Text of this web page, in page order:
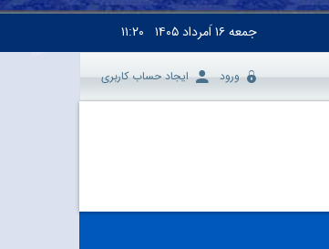
جمعه۱۶ اَمرداد ۱۴۰۵ ۱۱:۲۰
ورود ایجاد حساب کاربری